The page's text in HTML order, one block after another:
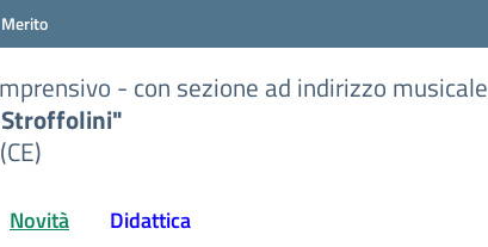
- con sezione ad indirizzo musicale
Novità Didattica